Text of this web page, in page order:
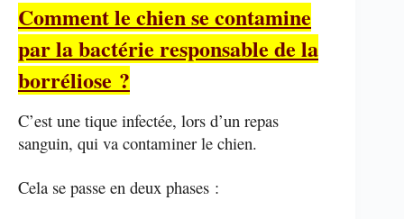
Comment le chien se contamine
par la bactérie responsable de la
borréliose ?
C’est une tique infectée, lors d’un repas
sanguin, qui va contaminer le chien.
Cela se passe en deux phases :